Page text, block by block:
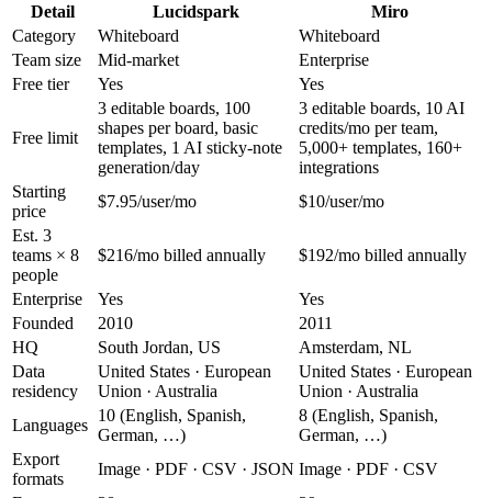
Detail
Lucidspark
Miro
Category
Whiteboard
Whiteboard
Team size
Mid-market
Enterprise
Free tier
Yes Yes
Free limit
3 editable boards, 100
shapes per board, basic
templates, 1 AI sticky-note
generation/day
3 editable boards, 10 AI
credits/mo per team,
5,000+ templates, 160+
integrations
Starting
price
$7.95/user/mo
$10/user/mo
Est. 3
teams × 8
people
$216/mo billed annually $192/mo billed annually
Enterprise Yes
Yes
Founded
2010
2011
HQ
South Jordan, US
Amsterdam, NL
Data
residency
United States · European
Union · Australia
United States · European
Union · Australia
Languages
10 (English, Spanish,
German, …)
8 (English, Spanish,
German, …)
Export
formats
Image · PDF · CSV · JSON Image · PDF · CSV